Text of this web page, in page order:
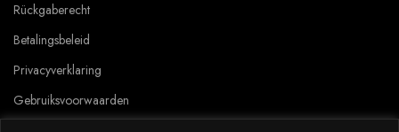
Rückgaberecht
Betalingsbeleid
Privacyverklaring
Gebruiksvoorwaarden